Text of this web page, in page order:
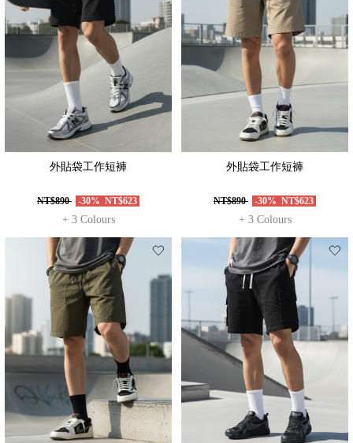
外貼袋工作短褲
NT$890 -30% NT$623
+ 3 Colours
外貼袋工作短褲
NT$890 -30% NT$623
+ 3 Colours